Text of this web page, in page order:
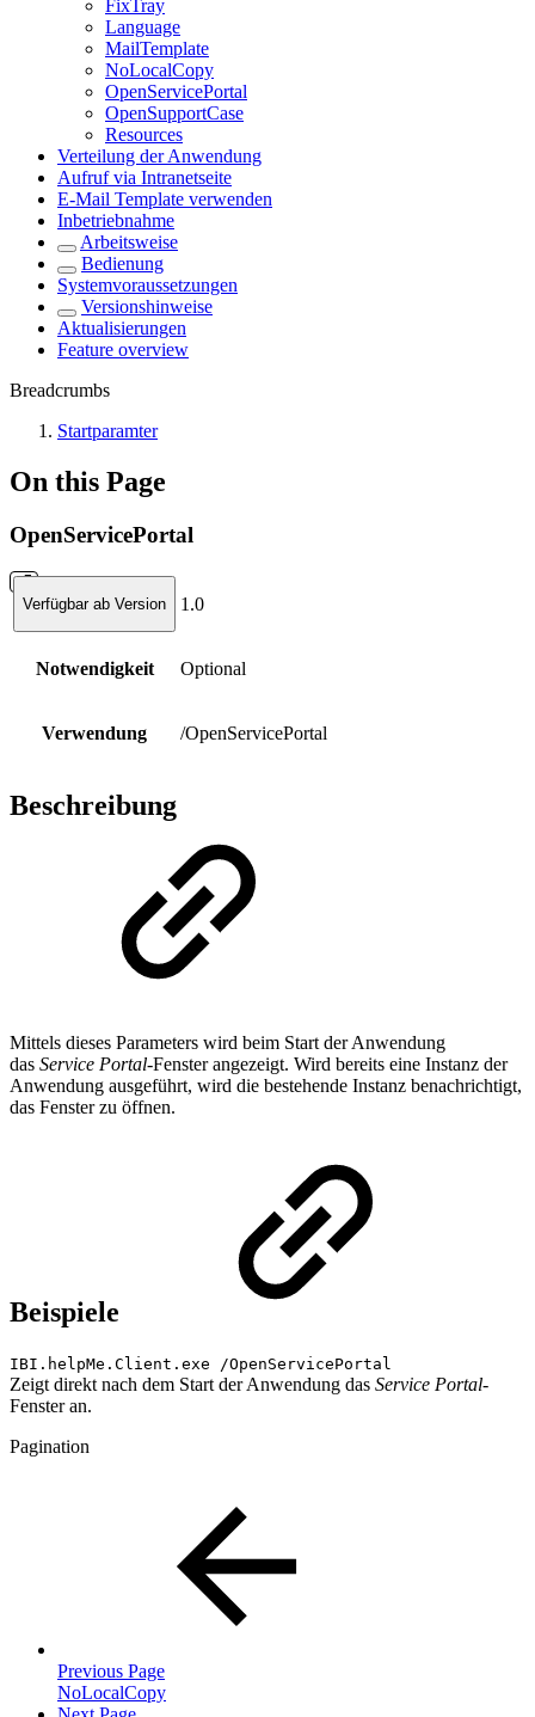
FixTray
Language
MailTemplate
NoLocalCopy
OpenServicePortal
OpenSupportCase
Resources
Verteilung der Anwendung
Aufruf via Intranetseite
E-Mail Template verwenden
Inbetriebnahme
Arbeitsweise
Bedienung
Systemvoraussetzungen
Versionshinweise
Aktualisierungen
Feature overview
Breadcrumbs
Startparamter
On this Page
OpenServicePortal
Verfügbar ab Version 1.0
Notwendigkeit Optional
Verwendung /OpenServicePortal
Beschreibung
Mittels dieses Parameters wird beim Start der Anwendung
das Service Portal-Fenster angezeigt. Wird bereits eine Instanz der
Anwendung ausgeführt, wird die bestehende Instanz benachrichtigt,
das Fenster zu öffnen.
Beispiele
IBI.helpMe.Client.exe /OpenServicePortal
Zeigt direkt nach dem Start der Anwendung das Service Portal-
Fenster an.
Pagination
Previous Page
NoLocalCopy